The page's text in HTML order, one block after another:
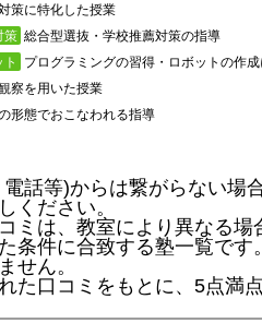
策に特化した授業
策 総合型選抜・学校推薦対策の指導
プログラミングの習得・ロボットの作
察を用いた授業
形態でおこなわれる指導
話等)からは繋がらない場
ください。
ミは、教室により異なる場
条件に合致する塾一覧です
せん。
た口コミをもとに、5点満